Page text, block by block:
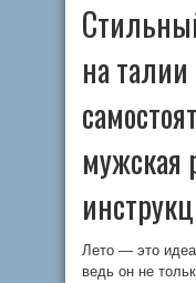
на
мужская
Лето — это
ведь он не